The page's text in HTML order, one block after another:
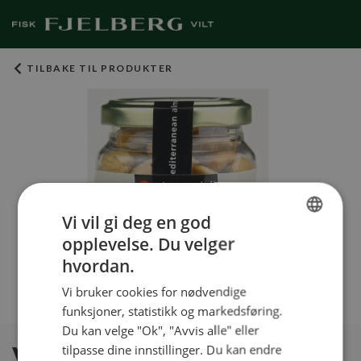
TILBAKE TIL PRODUKTER
Vi vil gi deg en god
opplevelse. Du velger
hvordan.
Vi bruker cookies for nødvendige
funksjoner, statistikk og markedsføring.
Du kan velge "Ok", "Avvis alle" eller
tilpasse dine innstillinger. Du kan endre